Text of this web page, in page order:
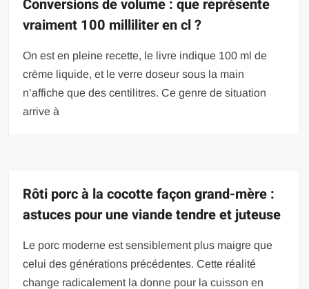
Conversions de volume : que représente
vraiment 100 milliliter en cl ?
On est en pleine recette, le livre indique 100 ml de
crème liquide, et le verre doseur sous la main
n’affiche que des centilitres. Ce genre de situation
arrive à
Rôti porc à la cocotte façon grand-mère :
astuces pour une viande tendre et juteuse
Le porc moderne est sensiblement plus maigre que
celui des générations précédentes. Cette réalité
change radicalement la donne pour la cuisson en